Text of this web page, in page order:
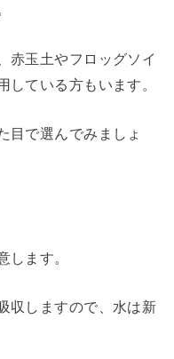
赤玉土やフロッグソイ
している方もいます。
目で選んでみましょ
します。
収しますので、水は新